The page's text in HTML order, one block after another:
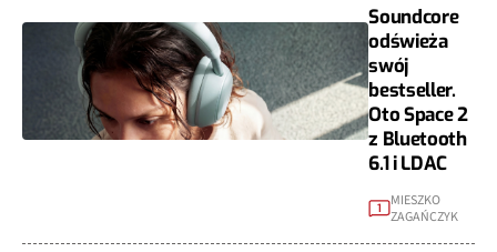
Soundcore
odświeża
swój
bestseller.
Oto Space 2
z Bluetooth
6.1 i LDAC
1
MIESZKO
ZAGAŃCZYK